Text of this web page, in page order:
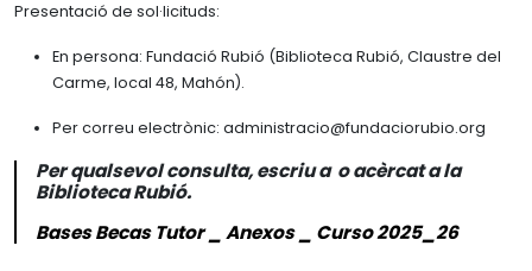
Presentació de sol·licituds:
En persona: Fundació Rubió (Biblioteca Rubió, Claustre del
Carme, local 48, Mahón).
Per correu electrònic: administracio@fundaciorubio.org
Per qualsevol consulta, escriu a o acèrcat a la
Biblioteca Rubió.
Bases Becas Tutor _ Anexos _ Curso 2025_26